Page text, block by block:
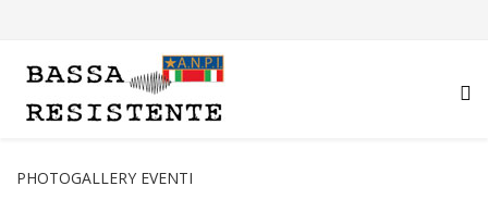
PHOTOGALLERY EVENTI